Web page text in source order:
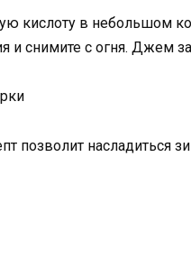
кислоту в небольшом
и снимите с огня. Джем
позволит насладиться